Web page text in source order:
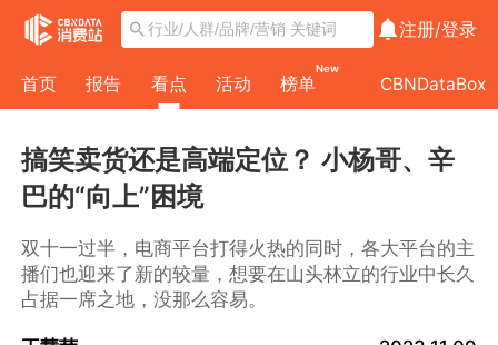
注册/登录
首页 报告 看点 活动 榜单
New
CBNDataBox
搞笑卖货还是高端定位？ 小杨哥、辛
巴的“向上”困境
双十一过半，电商平台打得火热的同时，各大平台的主
播们也迎来了新的较量，想要在山头林立的行业中长久
占据一席之地，没那么容易。